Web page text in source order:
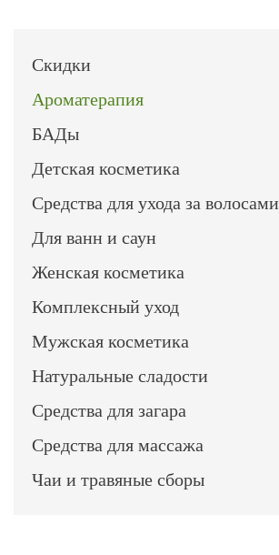
Скидки
Ароматерапия
БАДы
Детская косметика
Средства для ухода за волосами
Для ванн и саун
Женская косметика
Комплексный уход
Мужская косметика
Натуральные сладости
Средства для загара
Средства для массажа
Чаи и травяные сборы